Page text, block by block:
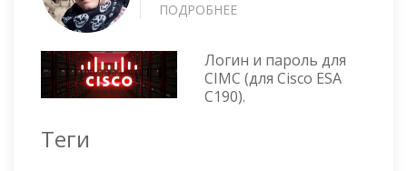
ПОДРОБНЕЕ
ЛОГИН
И
ПАРОЛЬ
Логин и пароль для
CIMC (для Cisco ESA
C190).
Теги